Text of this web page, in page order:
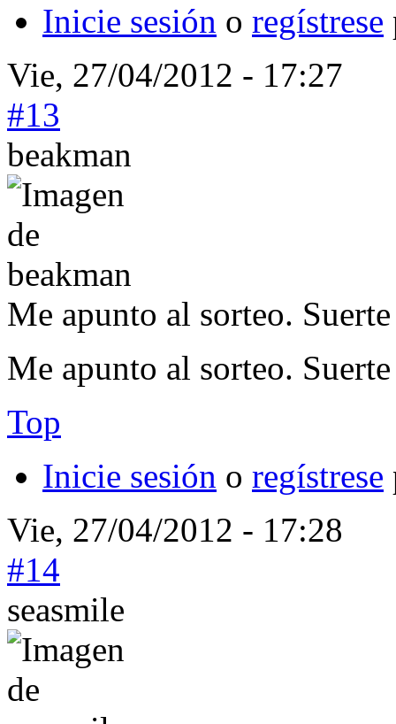
Inicie sesión o regístrese
Vie, 27/04/2012 - 17:27
#13
beakman
Me apunto al sorteo.
Me apunto al sorteo.
Top
Inicie sesión o regístrese
Vie, 27/04/2012 - 17:28
#14
seasmile